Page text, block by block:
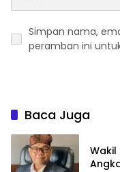
Simpan nama,
peramban ini
Baca Juga
Wakil